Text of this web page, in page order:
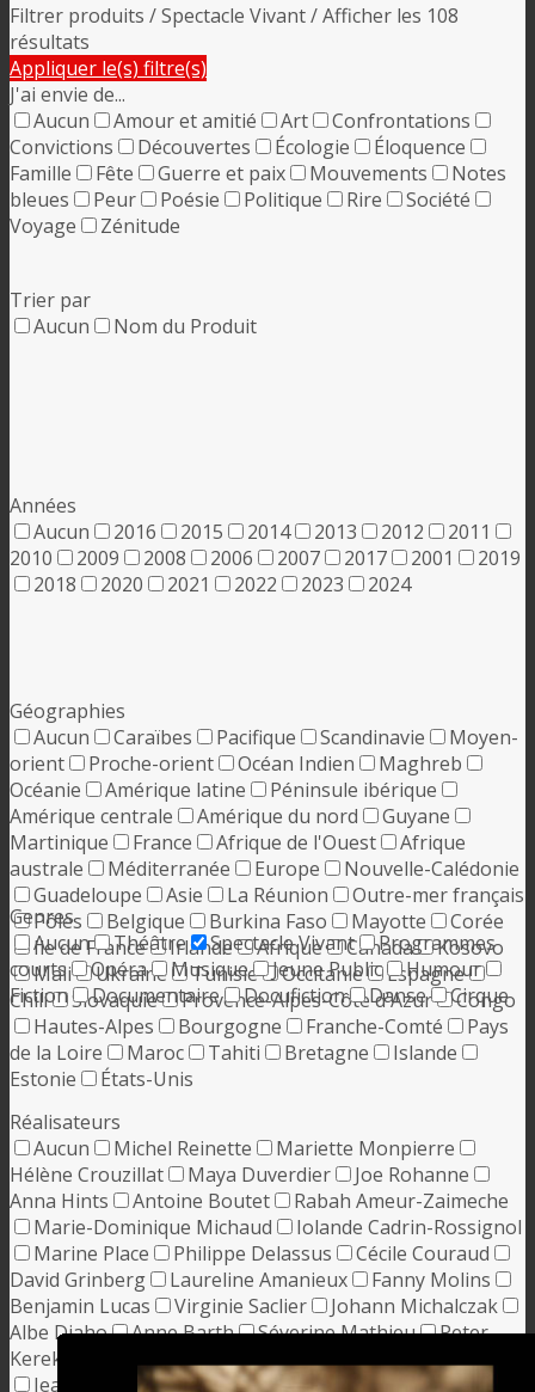
Filtrer produits /Spectacle Vivant/ Afficher les 108
résultats
Appliquer le(s) filtre(s)
J'ai envie de...
Aucun
Amour et amitié Art
Confrontations
Convictions
Découvertes Écologie
Éloquence
Famille
Fête Guerre et paix Mouvements
Notes
bleues
Peur Poésie Politique Rire
Société
Voyage
Zénitude
Trier par
Aucun
Nom du Produit
Années
Aucun
2016 2015 2014 2013 2012
2011
2010
2009 2008 2006 2007 2017 2001
2019
2018
2020 2021 2022 2023 2024
Géographies
Aucun
Caraïbes Pacifique Scandinavie
Moyen-
orient
Proche-orient Océan Indien
Maghreb
Océanie
Amérique latine
Péninsule ibérique
Amérique centrale
Amérique du nord
Guyane
Martinique
France Afrique de l'Ouest
Afrique
australe
Méditerranée Europe
Nouvelle-Calédonie
Guadeloupe
Asie La Réunion
Outre-mer français
Pôles
Belgique Burkina Faso Mayotte
Corée
Ile de France
Irlande Afrique Canada
Kosovo
Mali
Ukraine Tunisie Occitanie
Espagne
Chili
Slovaquie Provence-Alpes-Côte d'Azur
Congo
Hautes-Alpes
Bourgogne Franche-Comté
Pays
de la Loire
Maroc Tahiti Bretagne
Islande
Estonie
États-Unis
Genres
Aucun
Théâtre Spectacle Vivant
Programmes
courts
Opéra Musique Jeune Public
Humour
Fiction
Documentaire Docufiction Danse Cirque
Réalisateurs
Aucun
Michel Reinette
Mariette Monpierre
Hélène Crouzillat
Maya Duverdier
Joe Rohanne
Anna Hints
Antoine Boutet
Rabah Ameur-Zaimeche
Marie-Dominique Michaud
Iolande Cadrin-Rossignol
Marine Place
Philippe Delassus
Cécile Couraud
David Grinberg
Laureline Amanieux
Fanny Molins
Benjamin Lucas
Virginie Saclier
Johann Michalczak
Albe Diaho
Anne Barth Séverine Mathieu
Peter
Kerekes
Alice Diop David Rane
Neasa Ní Chianáin
Jean Boiron-Lajous
Maxime Giroux
Éric Michel